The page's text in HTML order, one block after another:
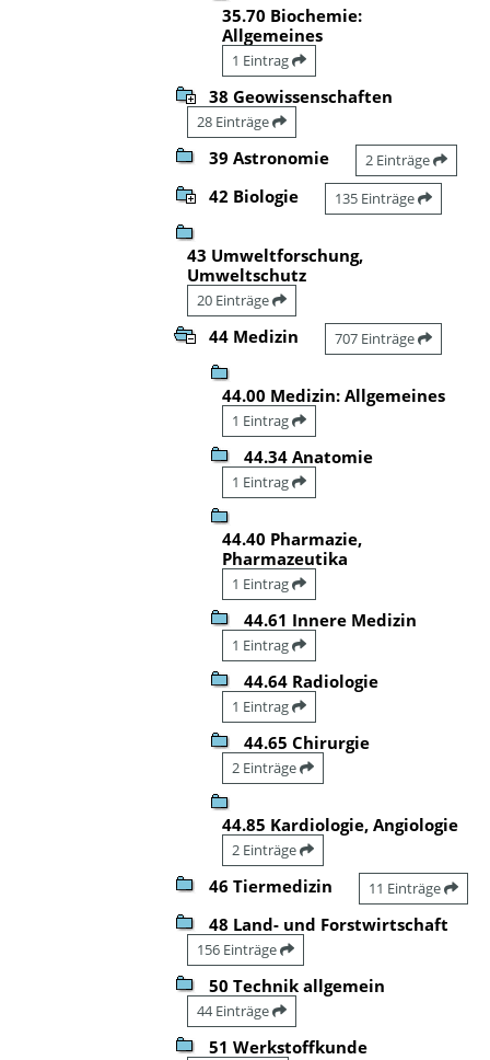
35.70 Biochemie:
Allgemeines
1 Eintrag
38 Geowissenschaften
28 Einträge
39 Astronomie 2 Einträge
42 Biologie 135 Einträge
43 Umweltforschung,
Umweltschutz
20 Einträge
44 Medizin 707 Einträge
44.00 Medizin: Allgemeines
1 Eintrag
44.34 Anatomie
1 Eintrag
44.40 Pharmazie,
Pharmazeutika
1 Eintrag
44.61 Innere Medizin
1 Eintrag
44.64 Radiologie
1 Eintrag
44.65 Chirurgie
2 Einträge
44.85 Kardiologie, Angiologie
2 Einträge
46 Tiermedizin 11 Einträge
48 Land- und Forstwirtschaft
156 Einträge
50 Technik allgemein
44 Einträge
51 Werkstoffkunde